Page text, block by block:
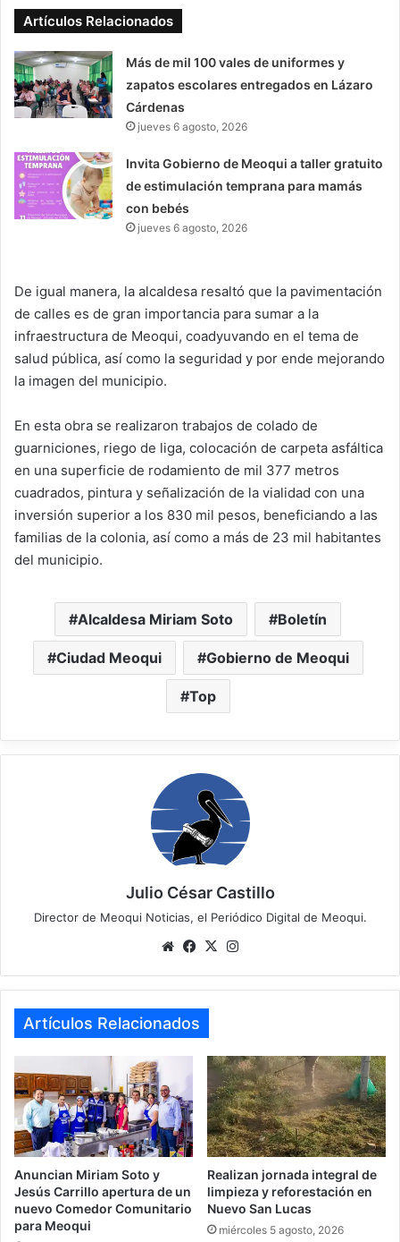
Artículos Relacionados
Más de mil 100 vales de uniformes y
zapatos escolares entregados en Lázaro
Cárdenas
jueves 6 agosto, 2026
Invita Gobierno de Meoqui a taller gratuito
de estimulación temprana para mamás
con bebés
jueves 6 agosto, 2026
De igual manera, la alcaldesa resaltó que la pavimentación
de calles es de gran importancia para sumar a la
infraestructura de Meoqui, coadyuvando en el tema de
salud pública, así como la seguridad y por ende mejorando
la imagen del municipio.
En esta obra se realizaron trabajos de colado de
guarniciones, riego de liga, colocación de carpeta asfáltica
en una superficie de rodamiento de mil 377 metros
cuadrados, pintura y señalización de la vialidad con una
inversión superior a los 830 mil pesos, beneficiando a las
familias de la colonia, así como a más de 23 mil habitantes
del municipio.
Alcaldesa Miriam Soto Boletín
Ciudad Meoqui Gobierno de Meoqui
Top
Julio César Castillo
Director de Meoqui Noticias, el Periódico Digital de Meoqui.
We
te
Fa
bo
ok
X
ra
Artículos Relacionados
Anuncian Miriam Soto y
Jesús Carrillo apertura de un
nuevo Comedor Comunitario
para Meoqui
Realizan jornada integral de
limpieza y reforestación en
Nuevo San Lucas
miércoles 5 agosto, 2026